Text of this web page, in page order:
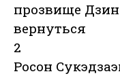
прозвище
вернуться
2
Росон